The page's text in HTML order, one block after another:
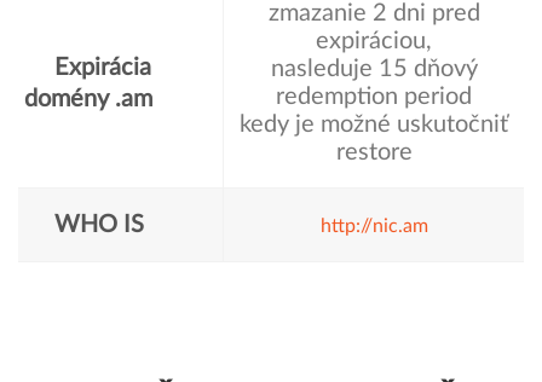
Expirácia
domény .am
zmazanie 2 dni pred
expiráciou,
nasleduje 15 dňový
redemption period
kedy je možné uskutočniť
restore
WHO IS http://nic.am